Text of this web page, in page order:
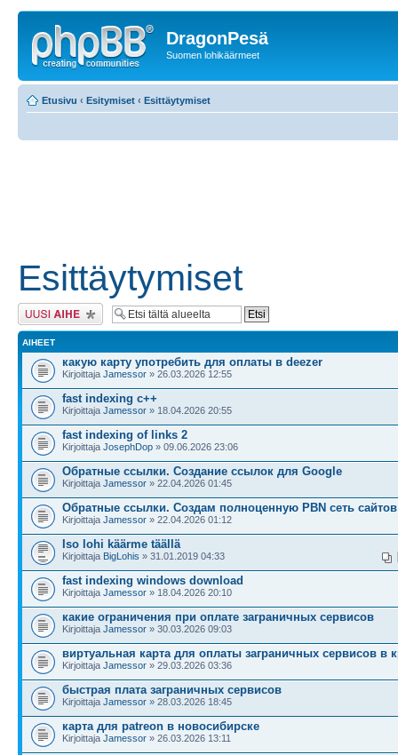
DragonPesä
Suomen lohikäärmeet
Etusivu ‹ Esitymiset ‹ Esittäytymiset
Esittäytymiset
Lähetä uusi viesti
AIHEET
какую карту употребить для оплаты в deezer
Kirjoittaja Jamessor » 26.03.2026 12:55
fast indexing c++
Kirjoittaja Jamessor » 18.04.2026 20:55
fast indexing of links 2
Kirjoittaja JosephDop » 09.06.2026 23:06
Обратные ссылки. Создание ссылок для Google
Kirjoittaja Jamessor » 22.04.2026 01:45
Обратные ссылки. Создам полноценную PBN сеть сайтов
Kirjoittaja Jamessor » 22.04.2026 01:12
Iso lohi käärme täällä
Kirjoittaja BigLohis » 31.01.2019 04:33
fast indexing windows download
Kirjoittaja Jamessor » 18.04.2026 20:10
какие ограничения при оплате заграничных сервисов
Kirjoittaja Jamessor » 30.03.2026 09:03
виртуальная карта для оплаты заграничных сервисов в
Kirjoittaja Jamessor » 29.03.2026 03:36
быстрая плата заграничных сервисов
Kirjoittaja Jamessor » 28.03.2026 18:45
карта для patreon в новосибирске
Kirjoittaja Jamessor » 26.03.2026 13:11